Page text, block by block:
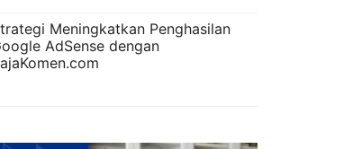
Meningkatkan Penghasilan
AdSense dengan